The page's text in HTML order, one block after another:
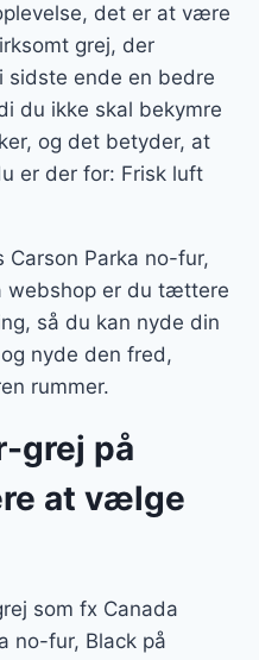
det er at være
grej, der
sidste ende en bedre
du ikke skal bekymre
og det betyder, at
er der for: Frisk luft
Carson Parka no-fur,
webshop er du tættere
så du kan nyde din
nyde den fred,
rummer.
grej på
at vælge
som fx Canada
no-fur, Black på